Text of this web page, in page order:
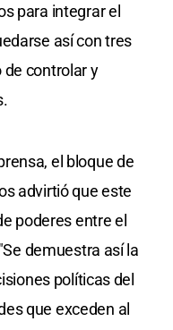
para integrar el
así con tres
de controlar y
el bloque de
advirtió que este
poderes entre el
demuestra así la
políticas del
que exceden al